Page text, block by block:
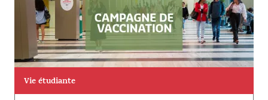
Vie étudiante